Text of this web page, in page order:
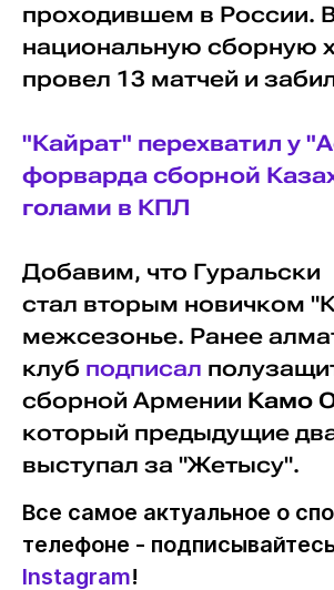
проходившем в России.
национальную сборную
провел 13 матчей и
"Кайрат" перехватил у
форварда сборной
голами в КПЛ
Добавим, что Гуральски
стал вторым новичком
межсезонье. Ранее
клуб подписал
сборной Армении Камо
который предыдущие
выступал за "Жетысу".
Все самое актуальное о
телефоне -
Instagram!